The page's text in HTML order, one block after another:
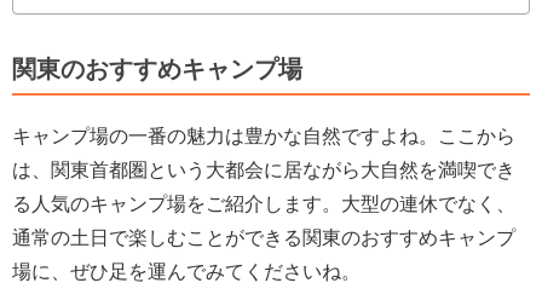
関東のおすすめキャンプ場
キャンプ場の一番の魅力は豊かな自然ですよね。ここから
は、関東首都圏という大都会に居ながら大自然を満喫でき
る人気のキャンプ場をご紹介します。大型の連休でなく、
通常の土日で楽しむことができる関東のおすすめキャンプ
場に、ぜひ足を運んでみてくださいね。